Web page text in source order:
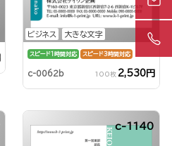
ビジネス 大きな文字
スピード1時間対応 スピード3時間対応
c-0062b 100枚 2,530円
c-1140